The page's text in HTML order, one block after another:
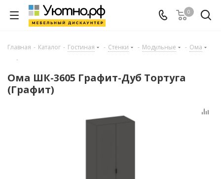
0
Главная - Каталог - Гостиная - Стенки - Модульные - Ома
-
Ома ШК-3605 Графит-Дуб Тортуга
(Графит)